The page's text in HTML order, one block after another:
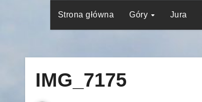
Strona główna Góry Jura
IMG_7175